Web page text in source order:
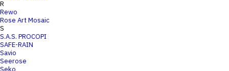
R
Rewo
Rose Art Mosaic
S
S.A.S. PROCOPI
SAFE-RAIN
Savio
Seerose
Seko